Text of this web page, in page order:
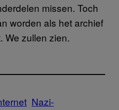
missen. Toch
worden als het archief
We zullen zien.
Nazi-